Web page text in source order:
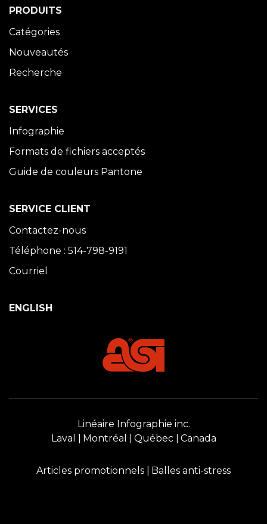
PRODUITS
Catégories
Nouveautés
Recherche
SERVICES
Infographie
Formats de fichiers acceptés
Guide de couleurs Pantone
SERVICE CLIENT
Contactez-nous
Téléphone : 514-798-9191
Courriel
ENGLISH
Linéaire Infographie inc.
Laval
Montréal Québec Canada
Articles promotionnels Balles anti-stress